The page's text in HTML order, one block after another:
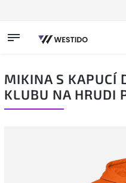
MIKINA S KAPUCÍ
KLUBU NA HRUDI